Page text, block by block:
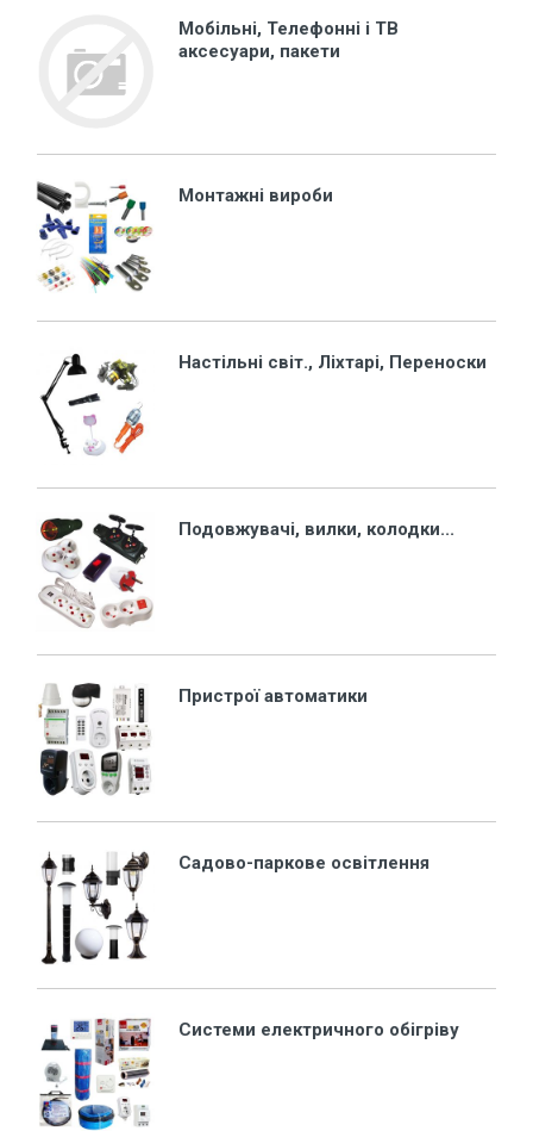
Мобільні, Телефонні і ТВ
аксесуари, пакети
Монтажні вироби
Настільні світ., Ліхтарі, Переноски
Подовжувачі, вилки, колодки...
Пристрої автоматики
Садово-паркове освітлення
Системи електричного обігріву